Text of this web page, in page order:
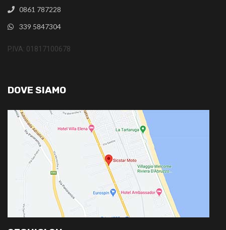
0861 787228
339 5847304
P.IVA: 01817100678
DOVE SIAMO